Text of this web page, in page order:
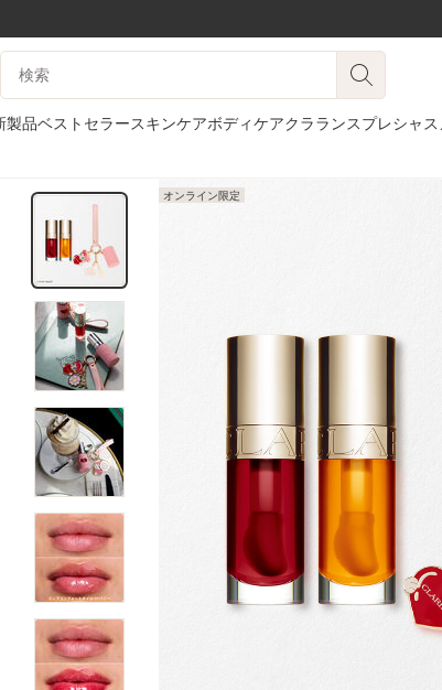
コンテンツへ移動
検索候補
製品ベストセラースキンケアボディケアクラランスプレシャス
オンライン限定